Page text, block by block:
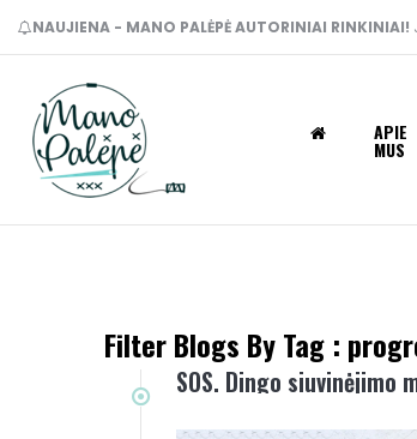
NAUJIENA - MANO PALĖPĖ AUTORINIAI RINKINIAI!
APIE
MUS
Filter Blogs By Tag :
SOS. Dingo siuvinėjimo